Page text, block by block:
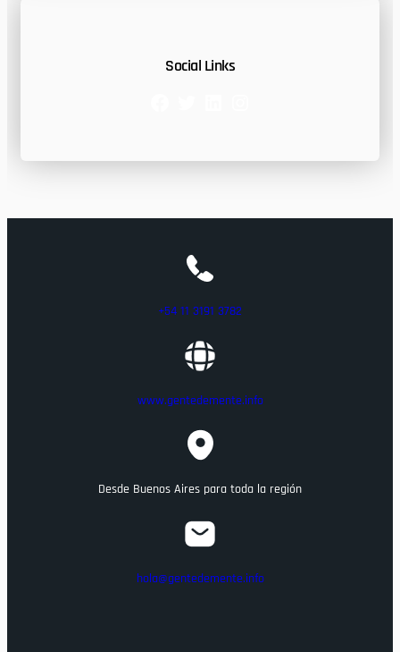
Social Links
+54 11 3191 3782
www.gentedemente.info
Desde Buenos Aires para toda la región
hola@gentedemente.info